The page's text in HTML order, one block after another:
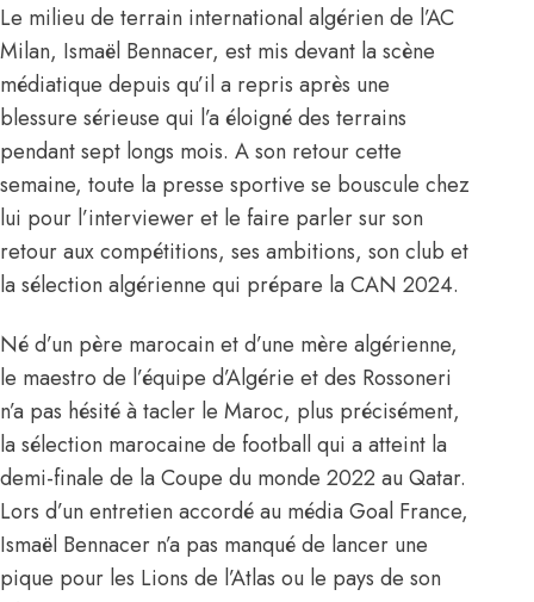
Le milieu de terrain international algérien de l’AC
Milan, Ismaël Bennacer, est mis devant la scène
médiatique depuis qu’il a repris après une
blessure sérieuse qui l’a éloigné des terrains
pendant sept longs mois. A son retour cette
semaine, toute la presse sportive se bouscule chez
lui pour l’interviewer et le faire parler sur son
retour aux compétitions, ses ambitions, son club et
la sélection algérienne qui prépare la CAN 2024.
Né d’un père marocain et d’une mère algérienne,
le maestro de l’équipe d’Algérie et des Rossoneri
n’a pas hésité à tacler le Maroc, plus précisément,
la sélection marocaine de football qui a atteint la
demi-finale de la Coupe du monde 2022 au Qatar.
Lors d’un entretien accordé au média Goal France,
Ismaël Bennacer n’a pas manqué de lancer une
pique pour les Lions de l’Atlas ou le pays de son